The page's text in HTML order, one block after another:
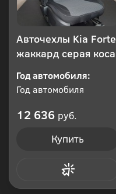
Авточехлы Kia Forte
жаккард серая коса
Год автомобиля:
Год автомобиля
12 636 руб.
Купить